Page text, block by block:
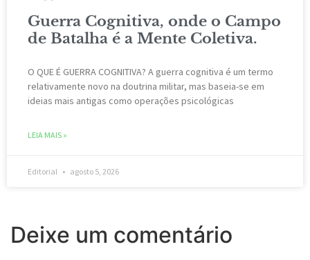
Guerra Cognitiva, onde o Campo
de Batalha é a Mente Coletiva.
O QUE É GUERRA COGNITIVA? A guerra cognitiva é um termo
relativamente novo na doutrina militar, mas baseia-se em
ideias mais antigas como operações psicológicas
LEIA MAIS »
Editorial agosto 5, 2026
Deixe um comentário